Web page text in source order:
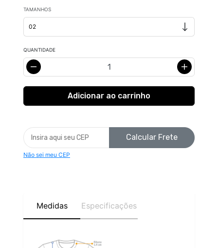
TAMANHOS
QUANTIDADE
Calcular Frete
Não sei meu CEP
Medidas Especificações